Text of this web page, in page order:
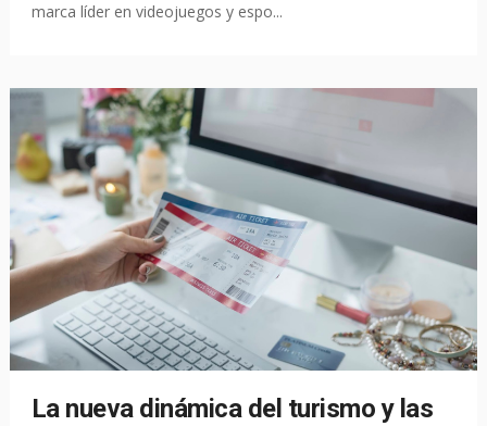
marca líder en videojuegos y espo...
La nueva dinámica del turismo y las